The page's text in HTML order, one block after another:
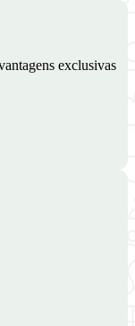
exclusivas